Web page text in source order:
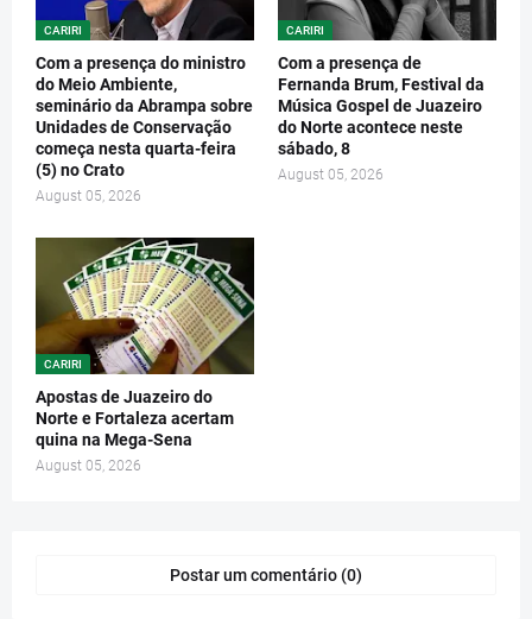
CARIRI
Com a presença do ministro
do Meio Ambiente,
seminário da Abrampa sobre
Unidades de Conservação
começa nesta quarta-feira
(5) no Crato
August 05, 2026
CARIRI
Com a presença de
Fernanda Brum, Festival da
Música Gospel de Juazeiro
do Norte acontece neste
sábado, 8
August 05, 2026
CARIRI
Apostas de Juazeiro do
Norte e Fortaleza acertam
quina na Mega-Sena
August 05, 2026
Postar um comentário (0)